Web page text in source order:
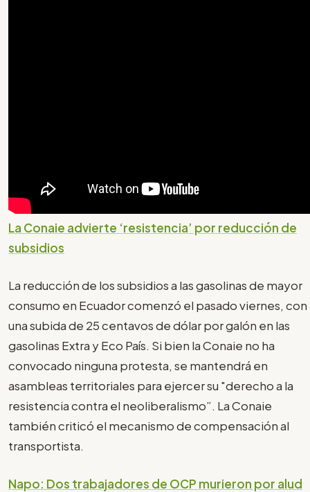
La Conaie advierte ‘resistencia’ por reducción de
subsidios
La reducción de los subsidios a las gasolinas de mayor
consumo en Ecuador comenzó el pasado viernes, con
una subida de 25 centavos de dólar por galón en las
gasolinas Extra y Eco País. Si bien la Conaie no ha
convocado ninguna protesta, se mantendrá en
asambleas territoriales para ejercer su "derecho a la
resistencia contra el neoliberalismo”. La Conaie
también criticó el mecanismo de compensación al
transportista.
Napo: Dos trabajadores de OCP murieron por alud